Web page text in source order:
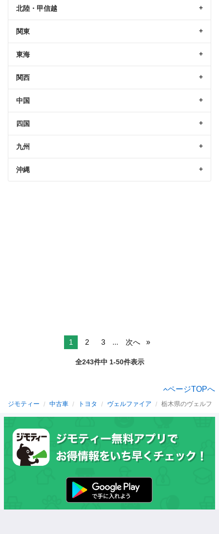
北陸・甲信越
関東
東海
関西
中国
四国
九州
沖縄
1 2 3 ... 次へ
全243件中 1-50件表示
ページTOPへ
ジモティー 中古車 トヨタ ヴェルファイア 栃木県のヴェルフ